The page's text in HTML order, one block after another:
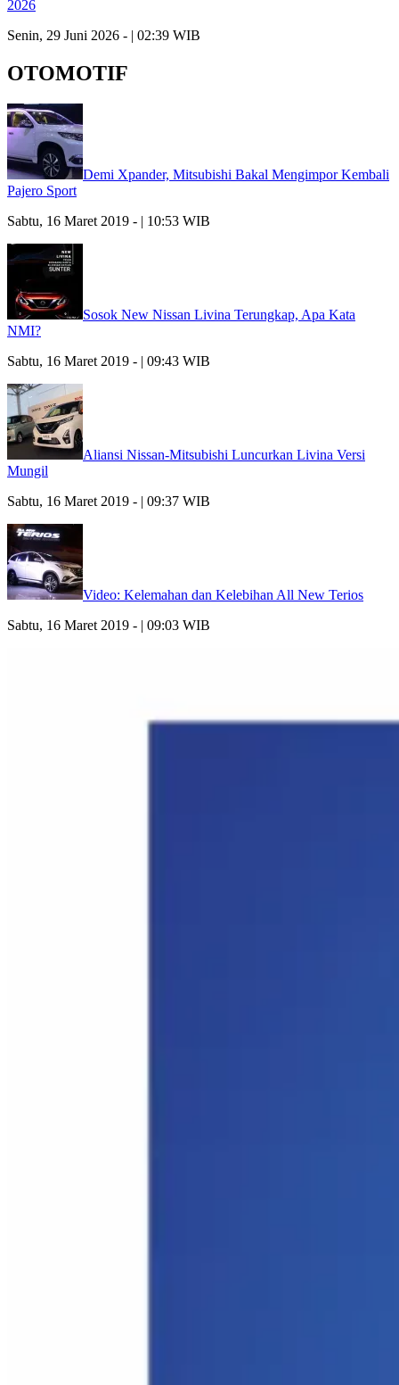
2026
Senin, 29 Juni 2026 - | 02:39 WIB
OTOMOTIF
Demi Xpander, Mitsubishi Bakal Mengimpor Kembali
Pajero Sport
Sabtu, 16 Maret 2019 - | 10:53 WIB
Sosok New Nissan Livina Terungkap, Apa Kata
NMI?
Sabtu, 16 Maret 2019 - | 09:43 WIB
Aliansi Nissan-Mitsubishi Luncurkan Livina Versi
Mungil
Sabtu, 16 Maret 2019 - | 09:37 WIB
Video: Kelemahan dan Kelebihan All New Terios
Sabtu, 16 Maret 2019 - | 09:03 WIB